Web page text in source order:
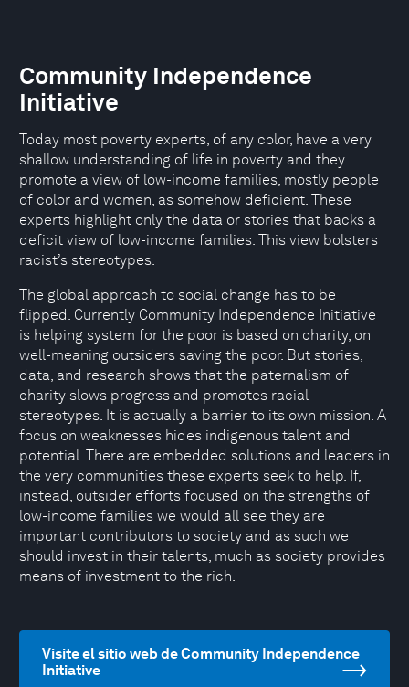
Community Independence
Initiative
Today most poverty experts, of any color, have a very
shallow understanding of life in poverty and they
promote a view of low-income families, mostly people
of color and women, as somehow deficient. These
experts highlight only the data or stories that backs a
deficit view of low-income families. This view bolsters
racist’s stereotypes.
The global approach to social change has to be
flipped. Currently Community Independence Initiative
is helping system for the poor is based on charity, on
well-meaning outsiders saving the poor. But stories,
data, and research shows that the paternalism of
charity slows progress and promotes racial
stereotypes. It is actually a barrier to its own mission. A
focus on weaknesses hides indigenous talent and
potential. There are embedded solutions and leaders in
the very communities these experts seek to help. If,
instead, outsider efforts focused on the strengths of
low-income families we would all see they are
important contributors to society and as such we
should invest in their talents, much as society provides
means of investment to the rich.
Visite el sitio web de Community Independence
Initiative